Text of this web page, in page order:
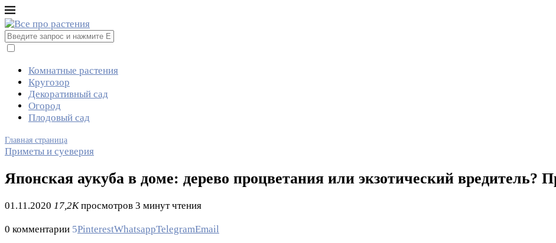
Комнатные растения
Кругозор
Декоративный сад
Огород
Плодовый сад
Главная страница
Приметы и суеверия
Японская аукуба в доме: дерево процветания или экзотический вредитель?
01.11.2020 17,2Kпросмотров 3 минут чтения
0 комментарии 5PinterestWhatsappTelegramEmail